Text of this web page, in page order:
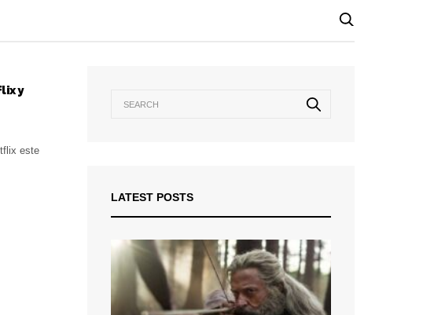
y
este
LATEST POSTS